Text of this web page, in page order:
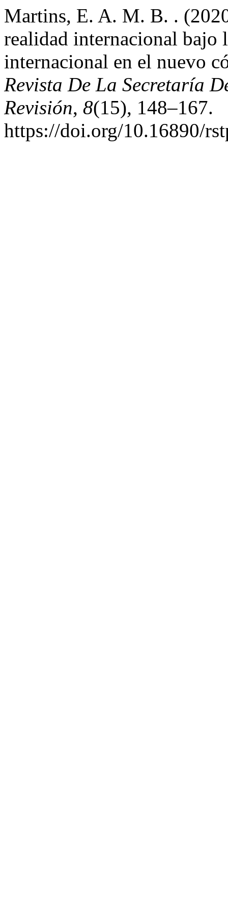
Martins, E. A. M. B. .
realidad internacional bajo
internacional en el nuevo
Revista De La Secretaría
Revisión, 8(15), 148–167.
https://doi.org/10.16890/